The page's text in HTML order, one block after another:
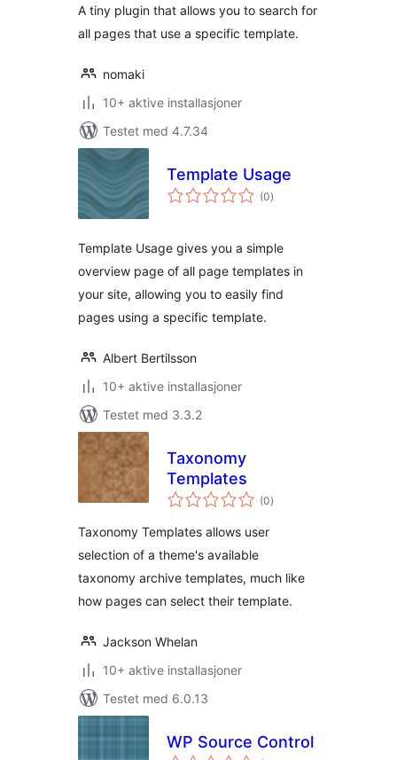
A tiny plugin that allows you to search for
all pages that use a specific template.
nomaki
10+ aktive installasjoner
Testet med 4.7.34
Template Usage
(0totale
vurderinger
)
Template Usage gives you a simple
overview page of all page templates in
your site, allowing you to easily find
pages using a specific template.
Albert Bertilsson
10+ aktive installasjoner
Testet med 3.3.2
Taxonomy
Templates
(0totale
vurderinger
)
Taxonomy Templates allows user
selection of a theme's available
taxonomy archive templates, much like
how pages can select their template.
Jackson Whelan
10+ aktive installasjoner
Testet med 6.0.13
WP Source Control